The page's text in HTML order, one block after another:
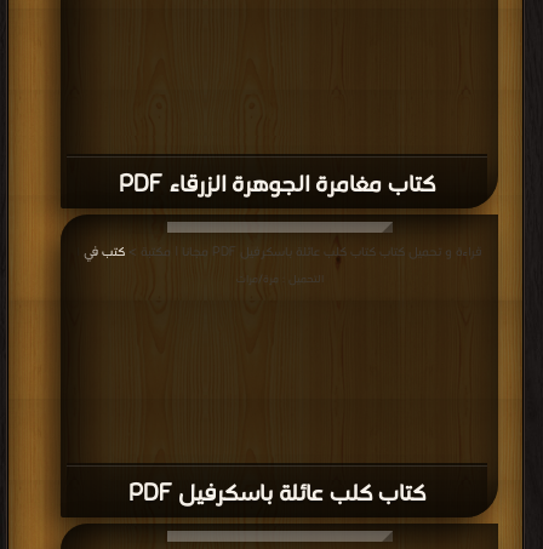
كتاب مغامرة الجوهرة الزرقاء PDF
كتاب كلب عائلة باسكرفيل PDF
قراءة و تحميل كتاب كتاب كلب عائلة باسكرفيل PDF مجانا | مكتبة > كتب في
التحميل : مرة/مرات